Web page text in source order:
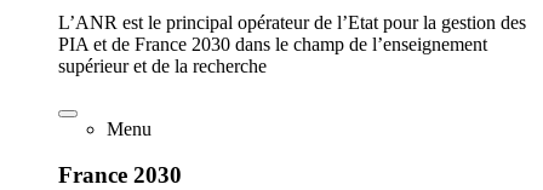
L’ANR est le principal opérateur de l’Etat pour la gestion des
PIA et de France 2030 dans le champ de l’enseignement
supérieur et de la recherche
Menu
France 2030